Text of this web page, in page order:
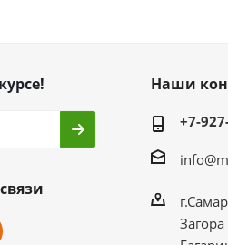
Наши
+7-